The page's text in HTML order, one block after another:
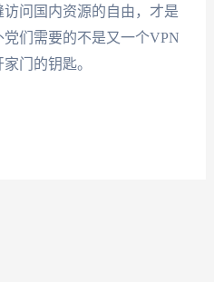
问国内资源的自由，才是
们需要的不是又一个VPN
门的钥匙。